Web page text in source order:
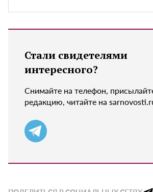
Стали свидетелями
интересного?
Снимайте на телефон,
редакцию, читайте на